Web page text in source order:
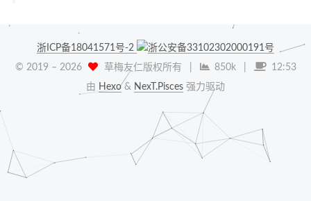
浙ICP备18041571号-2
浙公安备33102302000191号
© 2019 – 2026 草梅友仁版权所有 850k
12:53
由 Hexo& NexT.Pisces 强力驱动